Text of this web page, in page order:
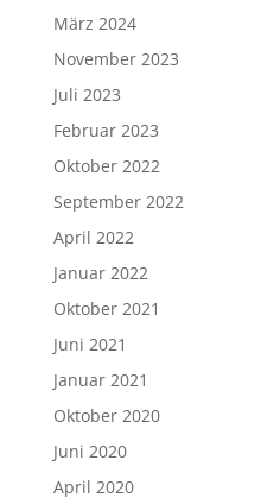
März 2024
November 2023
Juli 2023
Februar 2023
Oktober 2022
September 2022
April 2022
Januar 2022
Oktober 2021
Juni 2021
Januar 2021
Oktober 2020
Juni 2020
April 2020